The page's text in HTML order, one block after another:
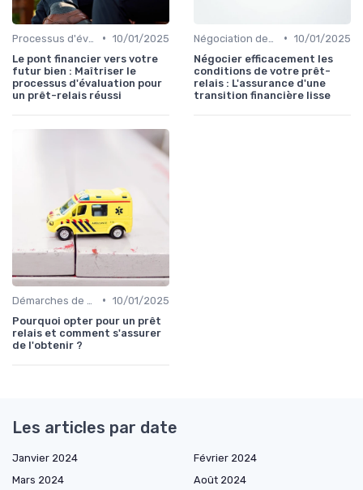
• 10/01/2025
Le pont financier vers votre
futur bien : Maîtriser le
processus d'évaluation pour
un prêt-relais réussi
• 10/01/2025
Négocier efficacement les
conditions de votre prêt-
relais : L'assurance d'une
transition financière lisse
• 10/01/2025
Pourquoi opter pour un prêt
relais et comment s'assurer
de l'obtenir ?
Les articles par date
Janvier 2024
Février 2024
Mars 2024
Août 2024